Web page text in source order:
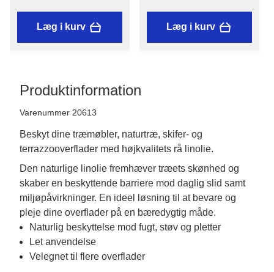
Læg i kurv Læg i kurv
Produktinformation
Varenummer 20613
Beskyt dine træmøbler, naturtræ, skifer- og
terrazzooverflader med højkvalitets rå linolie.
Den naturlige linolie fremhæver træets skønhed og
skaber en beskyttende barriere mod daglig slid samt
miljøpåvirkninger. En ideel løsning til at bevare og
pleje dine overflader på en bæredygtig måde.
Naturlig beskyttelse mod fugt, støv og pletter
Let anvendelse
Velegnet til flere overflader